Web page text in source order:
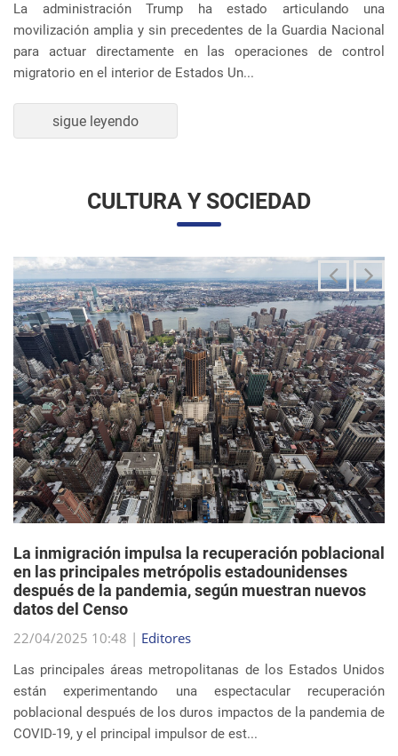
movilización amplia y sin precedentes de la Guardia Nacional
para actuar directamente en las operaciones de control
migratorio en el interior de Estados Un...
sigue leyendo
en las principales metrópolis estadounidenses
después de la pandemia, según muestran nuevos
datos del Censo
22/04/2025 10:48 |
Las principales áreas metropolitanas de los Estados Unidos
están experimentando una espectacular recuperación
poblacional después de los duros impactos de la pandemia de
COVID-19, y el principal impulsor de est...